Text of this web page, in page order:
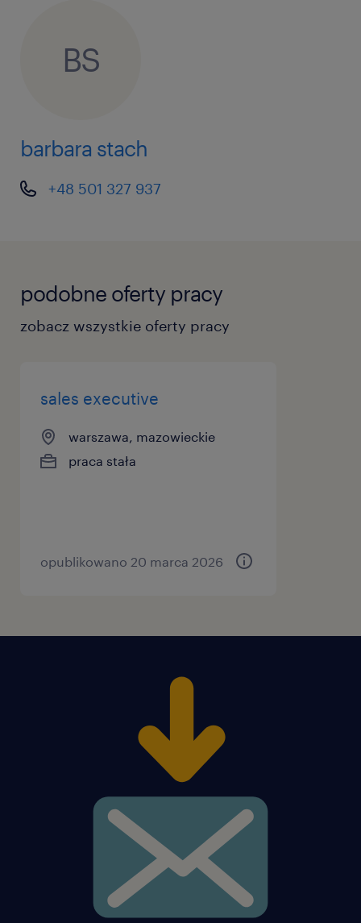
BS
barbara stach
+48 501 327 937
podobne oferty pracy
zobacz wszystkie oferty pracy
sales executive
warszawa, mazowieckie
praca stała
opublikowano 20 marca 2026